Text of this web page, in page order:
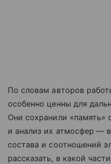
По словам авторов
особенно ценны для
Они сохранили
и анализ их атмосфер —
состава и соотношений
рассказать, в какой